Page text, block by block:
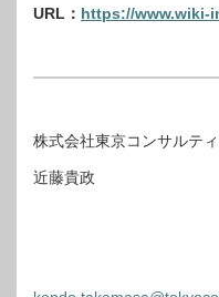
URL： https://www.wiki-
株式会社東京コンサルテ
近藤貴政